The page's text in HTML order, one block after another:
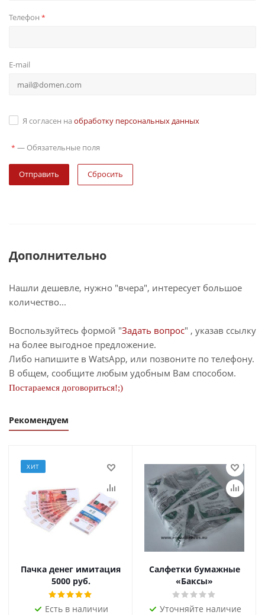
Телефон *
E-mail
Я согласен на обработку персональных данных
* — Обязательные поля
Сбросить
Дополнительно
Нашли дешевле, нужно "вчера", интересует большое
количество...
Воспользуйтесь формой "Задать вопрос" , указав ссылку
на более выгодное предложение.
Либо напишите в WatsApp, или позвоните по телефону.
В общем, сообщите любым удобным Вам способом.
Постараемся договориться!;)
Рекомендуем
ХИТ
Пачка денег имитация
5000 руб.
Есть в наличии
Салфетки бумажные
«Баксы»
Уточняйте наличие